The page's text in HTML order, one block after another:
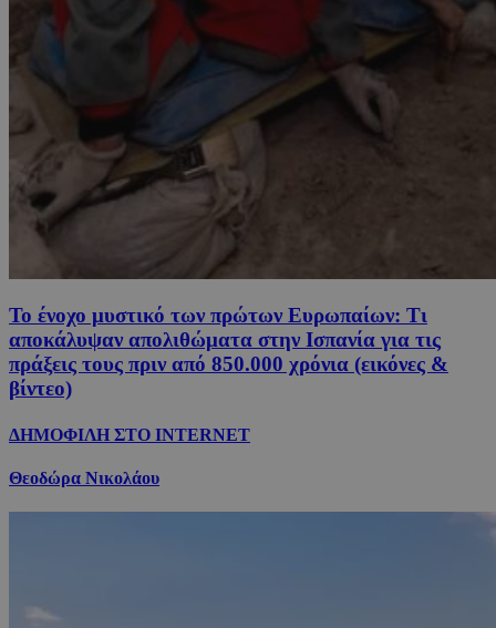
Το ένοχο μυστικό των πρώτων Ευρωπαίων: Τι
αποκάλυψαν απολιθώματα στην Ισπανία για τις
πράξεις τους πριν από 850.000 χρόνια (εικόνες &
βίντεο)
ΔΗΜΟΦΙΛΗ ΣΤΟ INTERNET
Θεοδώρα Νικολάου